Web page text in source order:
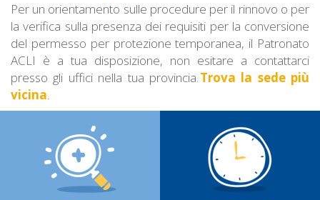
Per un orientamento sulle procedure per il rinnovo o per
la verifica sulla presenza dei requisiti per la conversione
del permesso per protezione temporanea, il Patronato
ACLI è a tua disposizione, non esitare a contattarci
presso gli uffici nella tua provincia.Trova la sede più
vicina.